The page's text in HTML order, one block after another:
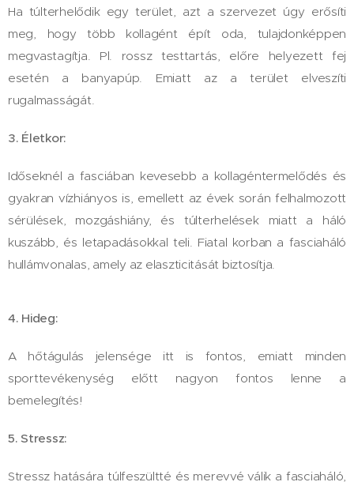
Ha túlterhelődik egy terület​​, azt a​ szervezet úgy erősíti
meg, hogy több kollagént épít oda, tulajdonképpen
megvastagítja. Pl​.​ rossz testtartás, előre helyezett fej
esetén​ a​ banyapúp. ​Emiatt az a terület elveszíti
rugalmasságát.​
3. Életkor:
Idős​eknél a fasciában kevesebb a kollagéntermelődés és
gyakran vízhiányos is, emellett az évek során felhalmozott
sérülések, mozgáshiány, és túlterhelések miatt a háló
kuszább, és letapadásokkal teli. Fiatal korban a fasciaháló
hullámvonalas, amely az elaszticitását biztosítja.​
4. Hideg:
A hőtágulás jelensége itt is ​fontos, emiatt minden
sporttevékenység előtt nagyon fontos lenne a
bemelegítés!​
5. Stressz:
Stressz hatására ​túlfeszültté és merevvé válik a ​fascia​háló,